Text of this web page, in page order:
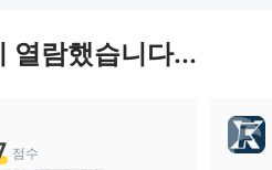
열람했습니다...
점수